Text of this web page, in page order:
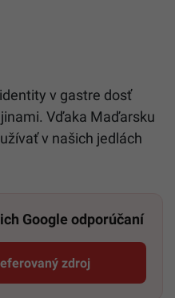
v gastre dosť
Vďaka Maďarsku
v našich jedlách
Google odporúčaní
zdroj
odkaz sa otvorí v